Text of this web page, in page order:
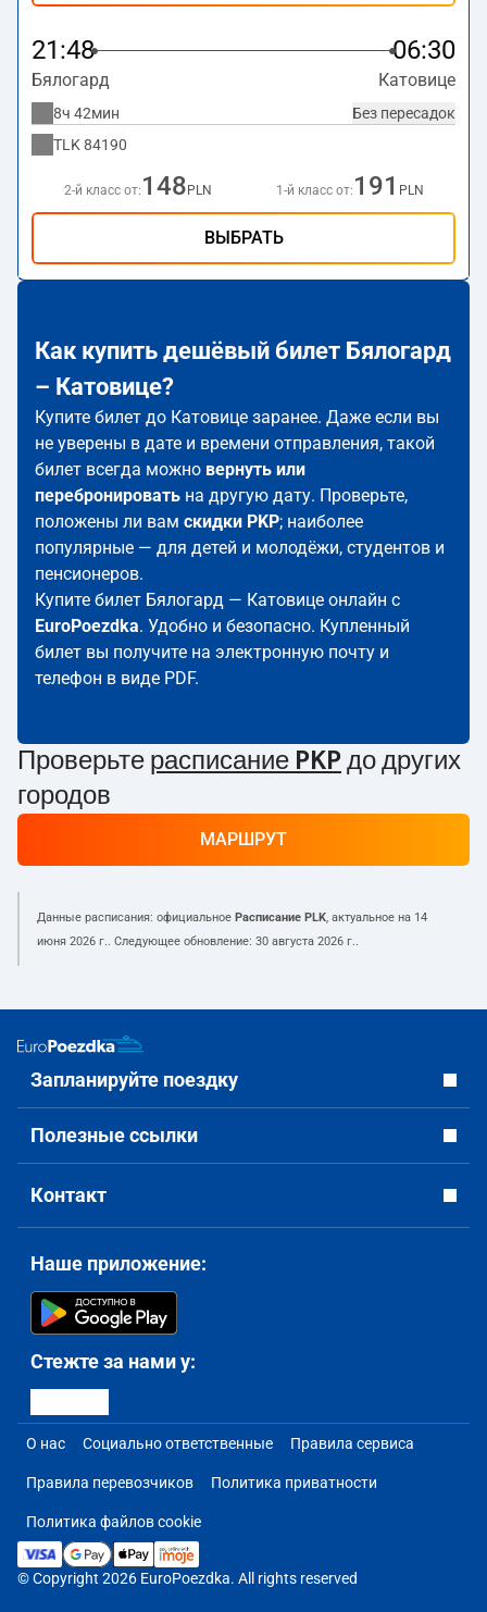
21:48 06:30
Бялогард Катовице
Без пересадок
8ч 42мин
TLK 84190
2-й класс от: 148 PLN 1-й класс от: 191 PLN
ВЫБРАТЬ
Как купить дешёвый билет Бялогард
– Катовице?
Купите билет до Катовице заранее. Даже если вы
не уверены в дате и времени отправления, такой
билет всегда можно вернуть или
перебронировать на другую дату. Проверьте,
положены ли вам скидки PKP; наиболее
популярные — для детей и молодёжи, студентов и
пенсионеров.
Купите билет Бялогард — Катовице онлайн с
EuroPoezdka. Удобно и безопасно. Купленный
билет вы получите на электронную почту и
телефон в виде PDF.
Проверьте расписание PKP до других
городов
МАРШРУТ
Данные расписания: официальное Расписание PLK, актуальное на 14
июня 2026 г.. Следующее обновление: 30 августа 2026 г..
Запланируйте поездку
Полезные ссылки
Контакт
Наше приложение:
Стежте за нами у:
О нас Социально ответственные Правила сервиса
Правила перевозчиков Политика приватности
Политика файлов cookie
© Copyright 2026 EuroPoezdka. All rights reserved